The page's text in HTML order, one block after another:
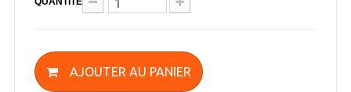
AJOUTER AU PANIER